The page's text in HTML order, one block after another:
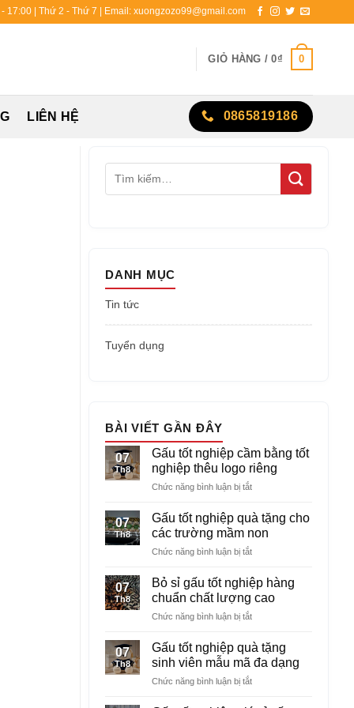
17:00 | Thứ 2 - Thứ 7 | Email: xuongzozo99@gmail.com
GIỎ HÀNG /0₫ 0
LIÊN HỆ 0865819186
DANH MỤC
Tin tức
Tuyển dụng
BÀI VIẾT GẦN ĐÂY
07
Th8
Gấu tốt nghiệp cầm bằng tốt
nghiệp thêu logo riêng
Chức năng bình luận bị tắtở
tốt
nghiệp
cầm
bằng
nghiệp
thêu
riêng
07
Th8
Gấu tốt nghiệp quà tặng cho
các trường mầm non
Chức năng bình luận bị tắtở
tốt
nghiệp
quà
tặng
các
trường
non
07
Th8
Bỏ sỉ gấu tốt nghiệp hàng
chuẩn chất lượng cao
Chức năng bình luận bị tắtở
sỉ
gấu
tốt
nghiệp
07
Th8
Gấu tốt nghiệp quà tặng
sinh viên mẫu mã đa dạng
Chức năng bình luận bị tắtở